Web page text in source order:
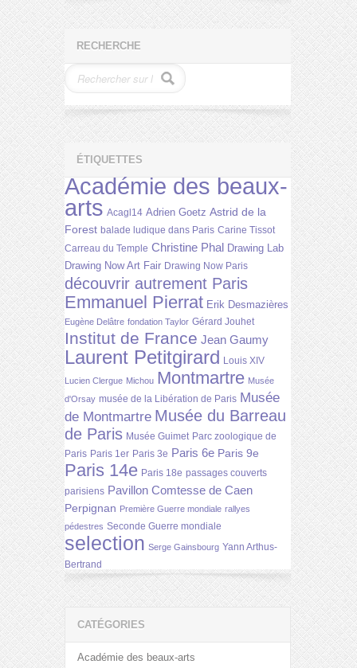
RECHERCHE
ÉTIQUETTES
Académie des beaux-
arts Acagl14 Adrien Goetz Astrid de la
Forest balade ludique dans Paris Carine Tissot
Carreau du Temple Christine Phal Drawing Lab
Drawing Now Art Fair Drawing Now Paris
découvrir autrement Paris
Emmanuel Pierrat Erik Desmazières
Eugène Delâtre fondation Taylor Gérard Jouhet
Institut de France Jean Gaumy
Laurent Petitgirard Louis XIV
Lucien Clergue Michou Montmartre Musée
d'Orsay musée de la Libération de Paris Musée
de Montmartre Musée du Barreau
de Paris Musée Guimet Parc zoologique de
Paris Paris 1er Paris 3e Paris 6e Paris 9e
Paris 14e Paris 18e passages couverts
parisiens Pavillon Comtesse de Caen
Perpignan Première Guerre mondiale rallyes
pédestres Seconde Guerre mondiale
selection Serge Gainsbourg Yann Arthus-
Bertrand
CATÉGORIES
Académie des beaux-arts